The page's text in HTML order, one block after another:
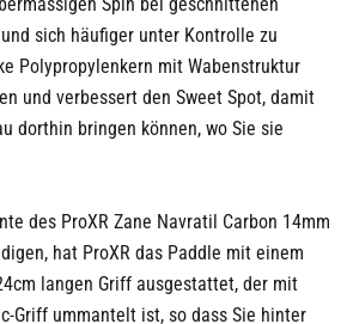
sich häufiger unter Kontrolle zu
Polypropylenkern mit Wabenstruktur
und verbessert den Sweet Spot, damit
dorthin bringen können, wo Sie sie
des ProXR Zane Navratil Carbon 14mm
hat ProXR das Paddle mit einem
langen Griff ausgestattet, der mit
Griff ummantelt ist, so dass Sie hinter